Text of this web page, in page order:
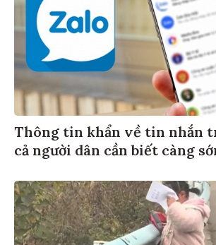
Thông tin khẩn về tin nhắn
cả người dân cần biết càng